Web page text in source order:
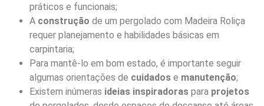
práticos e funcionais;
A construção de um pergolado com Madeira Roliça
requer planejamento e habilidades básicas em
carpintaria;
Para mantê-lo em bom estado, é importante seguir
algumas orientações de cuidados e manutenção;
Existem inúmeras ideias inspiradoras para projetos